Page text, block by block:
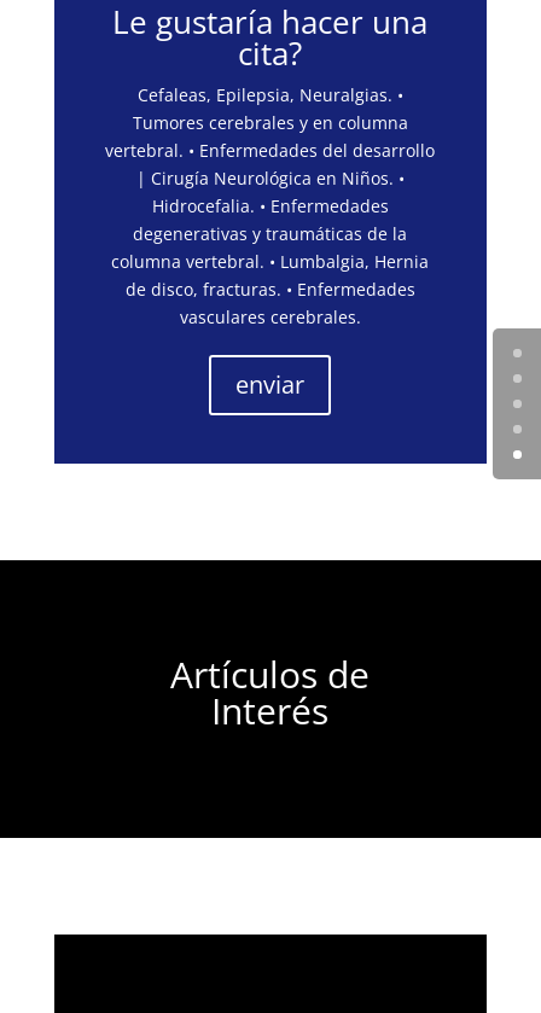
Le gustaría hacer una
cita?
Cefaleas, Epilepsia, Neuralgias. •
Tumores cerebrales y en columna
vertebral. • Enfermedades del desarrollo
| Cirugía Neurológica en Niños. •
Hidrocefalia. • Enfermedades
degenerativas y traumáticas de la
columna vertebral. • Lumbalgia, Hernia
de disco, fracturas. • Enfermedades
vasculares cerebrales.
enviar
Artículos de
Interés